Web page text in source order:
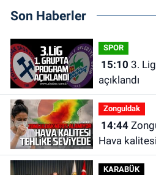
Son Haberler
SPOR
15:10
açıklandı
Zonguldak
14:44Zonguldak nefes alamıyor.
Hava
KARABÜK